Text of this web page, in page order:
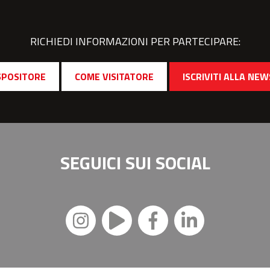
RICHIEDI INFORMAZIONI PER PARTECIPARE:
COME VISITATORE ISCRIVITI ALLA
SEGUICI SUI SOCIAL